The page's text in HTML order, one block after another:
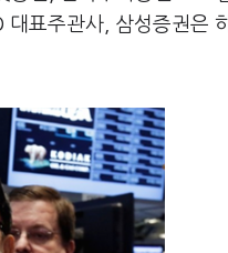
표주관사, 삼성증권은